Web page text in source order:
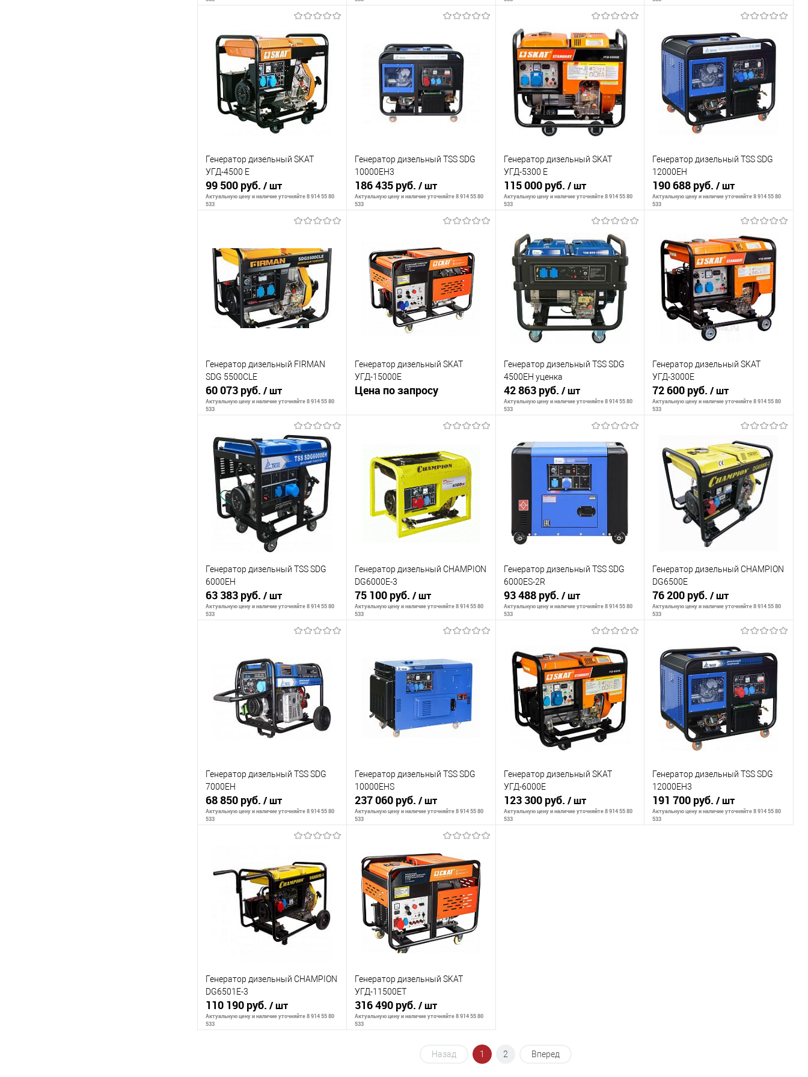
Сообщить о наличии
К сравнению
В избранное
Недоступно
Сообщить о наличии
К сравнению
В избранное
Недоступно
Сообщить о наличии
К сравнению
В избранное
Недоступно
Сообщить о наличии
К сравнению
В избранное
Недоступно
Генератор дизельный SKAT
УГД-4500 Е
99 500 руб. / шт
Актуальную цену и наличие уточняйте 8 914 55 80
533
Сообщить о наличии
К сравнению
В избранное
Недоступно
Генератор дизельный TSS SDG
10000EH3
186 435 руб. / шт
Актуальную цену и наличие уточняйте 8 914 55 80
533
Сообщить о наличии
К сравнению
В избранное
Недоступно
Генератор дизельный SKAT
УГД-5300 Е
115 000 руб. / шт
Актуальную цену и наличие уточняйте 8 914 55 80
533
Сообщить о наличии
К сравнению
В избранное
Недоступно
Генератор дизельный TSS SDG
12000EH
190 688 руб./ шт
Актуальную цену и наличие уточняйте 8 914 55 80
533
Сообщить о наличии
К сравнению
В избранное
Недоступно
Генератор дизельный FIRMAN
SDG 5500CLE
60 073 руб. / шт
Актуальную цену и наличие уточняйте 8 914 55 80
533
Сообщить о наличии
К сравнению
В избранное
Недоступно
Генератор дизельный SKAT
УГД-15000E
Цена по запросу
К сравнению
В избранное
Недоступно
Генератор дизельный TSS SDG
4500EH уценка
42 863 руб. / шт
Актуальную цену и наличие уточняйте 8 914 55 80
533
Сообщить о наличии
К сравнению
В избранное
Недоступно
Генератор дизельный SKAT
УГД-3000Е
72 600 руб./ шт
Актуальную цену и наличие уточняйте 8 914 55 80
533
Сообщить о наличии
К сравнению
В избранное
Недоступно
Генератор дизельный TSS SDG
6000EH
63 383 руб. / шт
Актуальную цену и наличие уточняйте 8 914 55 80
533
Сообщить о наличии
К сравнению
В избранное
Недоступно
Генератор дизельный CHAMPION
DG6000E-3
75 100 руб. / шт
Актуальную цену и наличие уточняйте 8 914 55 80
533
Сообщить о наличии
К сравнению
В избранное
Недоступно
Генератор дизельный TSS SDG
6000ES-2R
93 488 руб. / шт
Актуальную цену и наличие уточняйте 8 914 55 80
533
Сообщить о наличии
К сравнению
В избранное
Недоступно
Генератор дизельный CHAMPION
DG6500E
76 200 руб./ шт
Актуальную цену и наличие уточняйте 8 914 55 80
533
Сообщить о наличии
К сравнению
В избранное
Недоступно
Генератор дизельный TSS SDG
7000EH
68 850 руб. / шт
Актуальную цену и наличие уточняйте 8 914 55 80
533
Сообщить о наличии
К сравнению
В избранное
Недоступно
Генератор дизельный TSS SDG
10000EHS
237 060 руб. / шт
Актуальную цену и наличие уточняйте 8 914 55 80
533
Сообщить о наличии
К сравнению
В избранное
Недоступно
Генератор дизельный SKAT
УГД-6000Е
123 300 руб. / шт
Актуальную цену и наличие уточняйте 8 914 55 80
533
Генератор дизельный TSS SDG
12000EH3
191 700 руб./ шт
Актуальную цену и наличие уточняйте 8 914 55 80
533
Генератор дизельный CHAMPION
DG6501E-3
110 190 руб. / шт
Актуальную цену и наличие уточняйте 8 914 55 80
533
Генератор дизельный SKAT
УГД-11500EТ
316 490 руб. / шт
Актуальную цену и наличие уточняйте 8 914 55 80
533
Назад 1 2 Вперед